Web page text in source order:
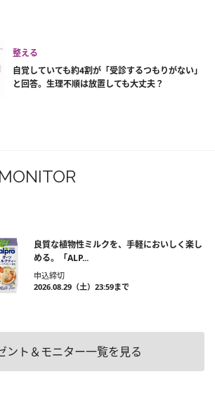
整える
自覚していても約4割が「受診するつもりがない」
と回答。生理不順は放置しても大丈夫？
良質な植物性ミルクを、手軽においしく楽し
める。「ALP...
申込締切
2026.08.29（土）23:59まで
ント＆モニター一覧を見る